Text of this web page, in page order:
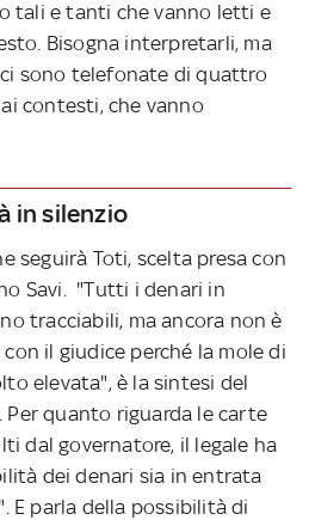
tali e tanti che vanno letti e
Bisogna interpretarli, ma
sono telefonate di quattro
contesti, che vanno
in silenzio
seguirà Toti, scelta presa con
Savi. "Tutti i denari in
tracciabili, ma ancora non è
il giudice perché la mole di
elevata", è la sintesi del
Per quanto riguarda le carte
dal governatore, il legale ha
dei denari sia in entrata
E parla della possibilità di